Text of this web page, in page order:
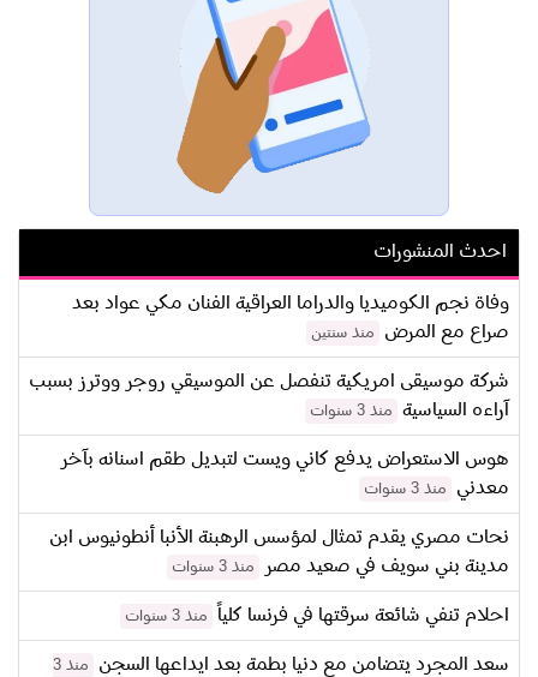
احدث المنشورات
وفاة نجم الكوميديا والدراما العراقية الفنان مكي عواد بعد
صراع مع المرض
منذ سنتين
شركة موسيقى امريكية تنفصل عن الموسيقي روجر ووترز بسبب
آراءه السياسية
منذ 3 سنوات
هوس الاستعراض يدفع كاني ويست لتبديل طقم اسنانه بآخر
معدني
منذ 3 سنوات
نحات مصري يقدم تمثال لمؤسس الرهبنة الأنبا أنطونيوس ابن
مدينة بني سويف في صعيد مصر
منذ 3 سنوات
احلام تنفي شائعة سرقتها في فرنسا كلياً منذ 3 سنوات
سعد المجرد يتضامن مع دنيا بطمة بعد ايداعها السجن
منذ 3